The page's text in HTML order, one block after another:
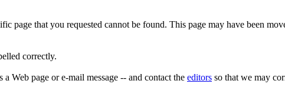
page that you requested cannot be found. This page may have been
correctly.
Web page or e-mail message -- and contact the editors so that we may